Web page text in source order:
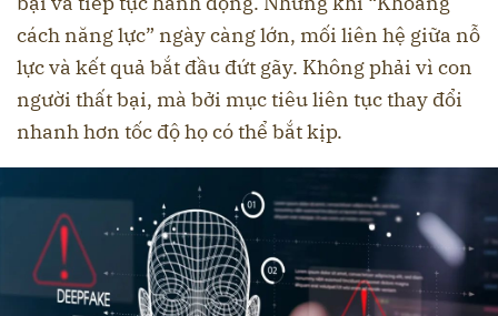
cách năng lực” ngày càng lớn, mối liên hệ giữa nỗ
lực và kết quả bắt đầu đứt gãy. Không phải vì con
người thất bại, mà bởi mục tiêu liên tục thay đổi
nhanh hơn tốc độ họ có thể bắt kịp.